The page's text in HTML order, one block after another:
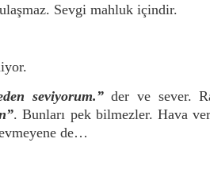
Sevgi mahluk içindir.
seviyorum.”der ve sever.
. Bunları pek bilmezler. Hava
de…